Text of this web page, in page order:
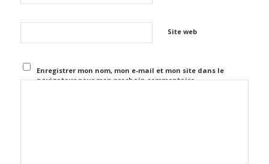
Site web
Enregistrer mon nom, mon e-mail et mon site dans le
navigateur pour mon prochain commentaire.